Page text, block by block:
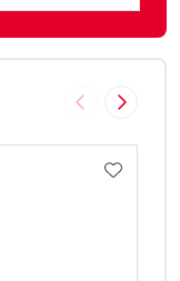
FECHAR
FECHAR
Imagem